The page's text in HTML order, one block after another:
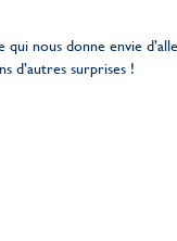
nous donne envie
d’autres surprises !